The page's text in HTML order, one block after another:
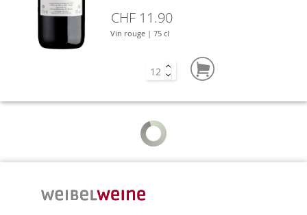
CHF 11.90
Vin rouge | 75 cl